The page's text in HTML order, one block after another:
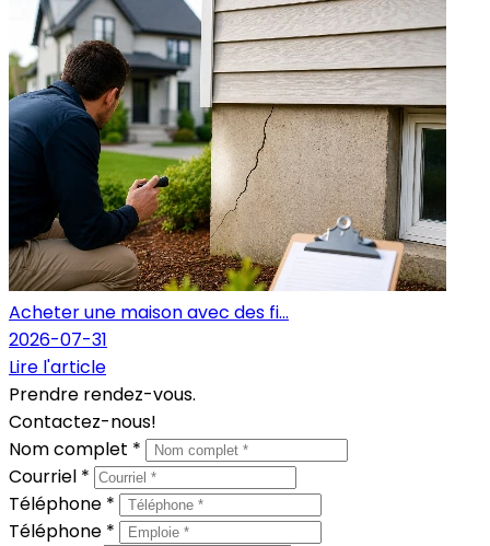
Acheter une maison avec des fi...
2026-07-31
Lire l'article
Prendre rendez-vous.
Contactez-nous!
Nom complet *
Courriel *
Téléphone *
Téléphone *